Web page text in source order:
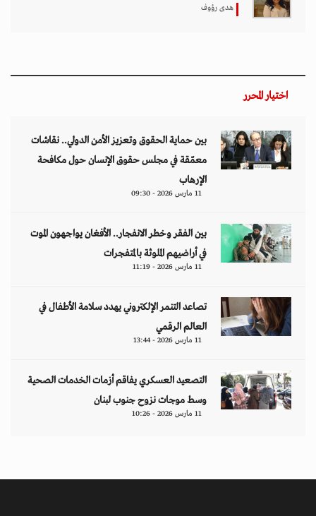
هدى رؤوف
اختيار المحرر
بين حماية الحقوق وتعزيز الأمن الدولي.. نقاشات
معمّقة في مجلس حقوق الإنسان حول مكافحة
الإرهاب
11 مارس 2026 - 09:30
بين الفقر وخطر الانفجار.. الأفغان يواجهون الموت
في أراضيهم الملوثة بالمتفجرات
11 مارس 2026 - 11:19
تصاعد التنمر الإلكتروني يهدد سلامة الأطفال في
العالم الرقمي
11 مارس 2026 - 13:44
التصعيد العسكري يفاقم أزمات الخدمات الصحية
وسط موجات نزوح جنوب لبنان
11 مارس 2026 - 10:26